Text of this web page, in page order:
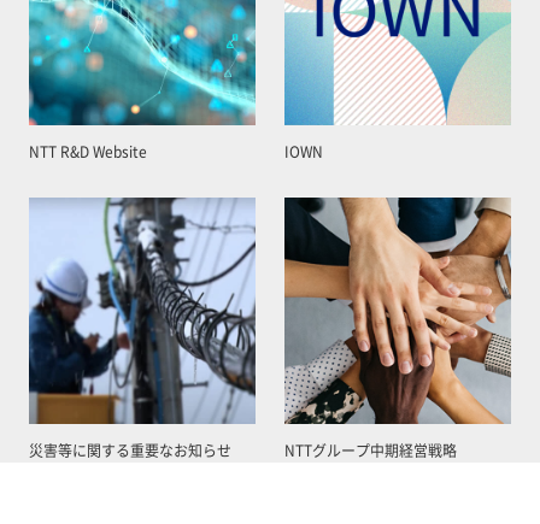
NTT R&D Website IOWN
災害等に関する重要なお知らせ NTTグループ中期経営戦略